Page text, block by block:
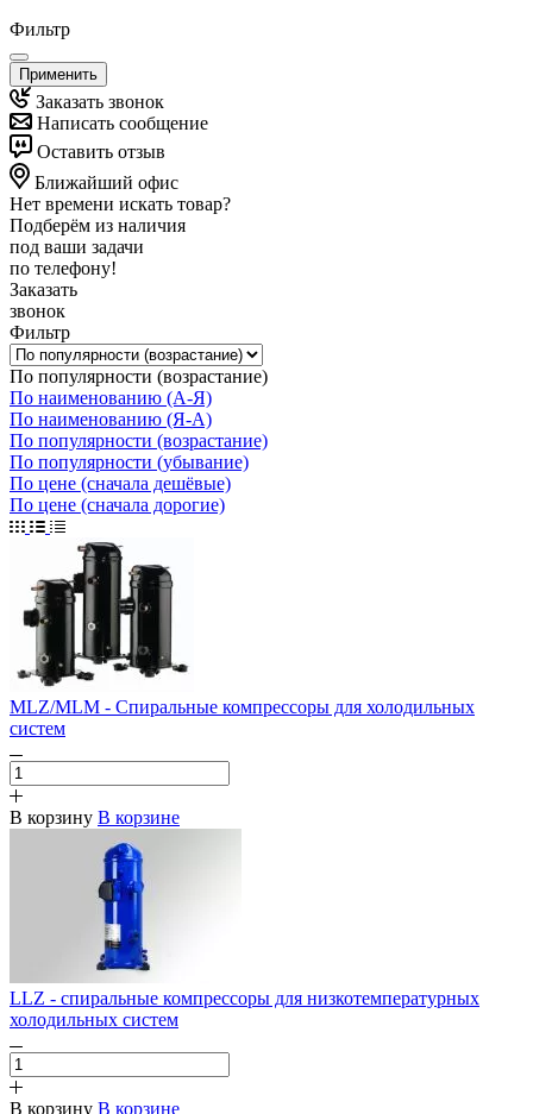
Фильтр
Применить
Заказать звонок
Написать сообщение
Оставить отзыв
Ближайший офис
Нет времени искать товар?
Подберём из наличия
под ваши задачи
по телефону!
Заказать
звонок
Фильтр
По популярности (возрастание)
По наименованию (А-Я)
По наименованию (Я-А)
По популярности (возрастание)
По популярности (убывание)
По цене (сначала дешёвые)
По цене (сначала дорогие)
MLZ/MLM - Спиральные компрессоры для холодильных
систем
В корзину В корзине
LLZ - спиральные компрессоры для низкотемпературных
холодильных систем
В корзину В корзине